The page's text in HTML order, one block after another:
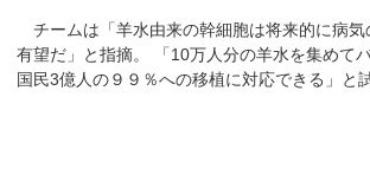
チームは「羊水由来の幹細胞は将来的に病気
有望だ」と指摘。 「10万人分の羊水を集めて
国民3億人の９９％への移植に対応できる」と